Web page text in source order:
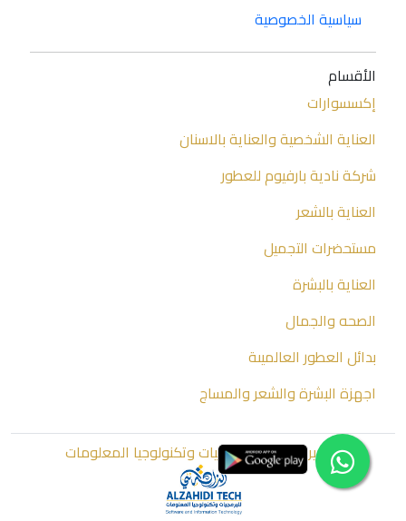
سياسية الخصوصية
الأقسام
إكسسوارات
العناية الشخصية والعناية بالاسنان
شركة نادية بارفيوم للعطور
العناية بالشعر
مستحضرات التجميل
العناية بالبشرة
الصحه والجمال
بدائل العطور العالميىة
اجهزة البشرة والشعر والمساج
تطوير الزاهدي للبرمجيات وتكنولوجيا المعلومات